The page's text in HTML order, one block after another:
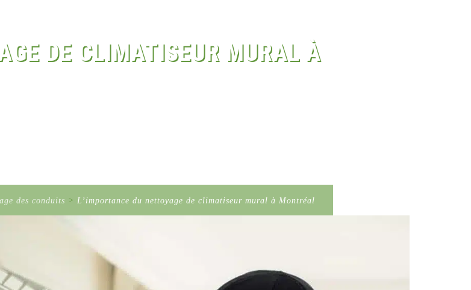
DE CLIMATISEUR MURAL À
des conduits > L’importance du nettoyage de climatiseur mural à Montréal